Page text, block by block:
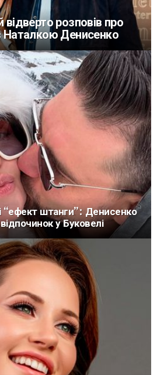
розповів про
Наталкою Денисенко
“ефект штанги”: Денисенко
у Буковелі